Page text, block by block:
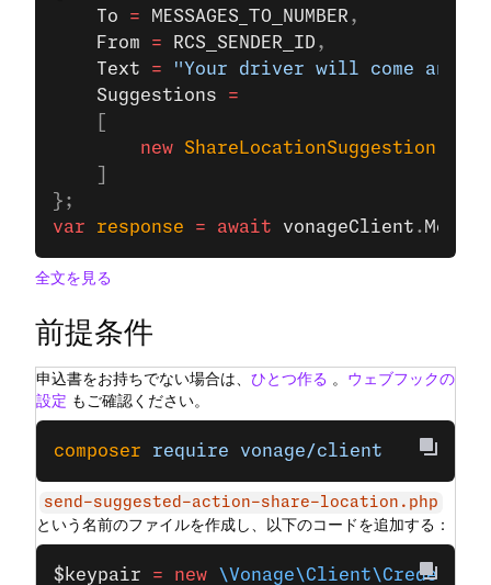
    To
= MESSAGES_TO_NUMBER ,
    From
= RCS_SENDER_ID ,
    Text
= "Your driver will come and
    Suggestions
=
        new
ShareLocationSuggestion
};
var response = await vonageClient .
全文を見る
前提条件
申込書をお持ちでない場合は、 ひとつ作る 。 ウェブフックの
設定 もご確認ください。
composer require vonage/client
send-suggested-action-share-location.php
という名前のファイルを作成し、以下のコードを追加する：
$keypair = new